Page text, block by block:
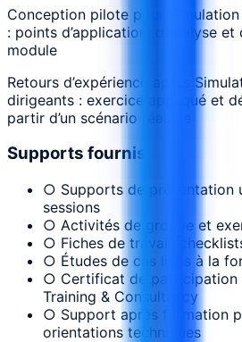
Conception pilote pour
: points d’application, d’analyse
module
Retours d’expérience après
dirigeants : exercice appliqué et
partir d’un scénario réaliste
Supports fournis
○ Supports de présentation
sessions
○ Activités de groupe et
○ Fiches de travail,
○ Études de cas liées à la
○ Certificat de participation
Training & Consultancy
○ Support après formation
orientations techniques